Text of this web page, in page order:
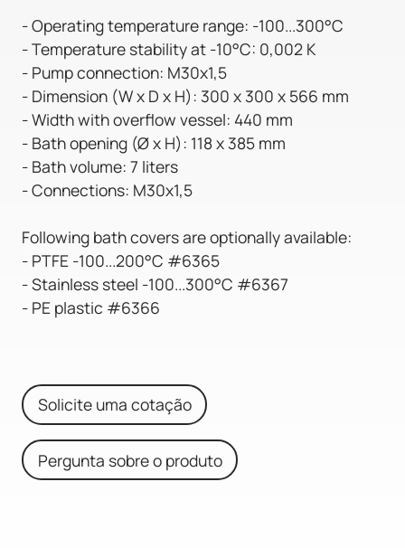
- Operating temperature range: -100...300°C
- Temperature stability at -10°C: 0,002 K
- Pump connection: M30x1,5
- Dimension (W x D x H): 300 x 300 x 566 mm
- Width with overflow vessel: 440 mm
- Bath opening (Ø x H): 118 x 385 mm
- Bath volume: 7 liters
- Connections: M30x1,5
Following bath covers are optionally available:
- PTFE -100...200°C #6365
- Stainless steel -100...300°C #6367
- PE plastic #6366
Solicite uma cotação
Pergunta sobre o produto